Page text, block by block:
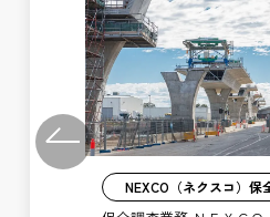
Previous
NEXCO（ネクスコ）保